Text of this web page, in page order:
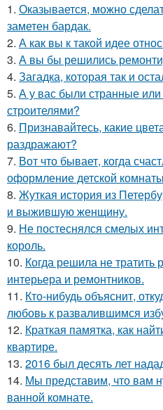
1. Оказывается, можно
заметен бардак.
2. А как вы к такой идее
3. А вы бы решились
4. Загадка, которая так и
5. А у вас были странные
строителями?
6. Признавайтесь, какие
раздражают?
7. Вот что бывает, когда
оформление детской
8. Жуткая история из
и выжившую женщину.
9. Не постеснялся смелых
король.
10. Когда решила не тратить
интерьера и ремонтников.
11. Кто-нибудь объяснит,
любовь к развалившимся
12. Краткая памятка, как
квартире.
13. 2016 был десять лет
14. Мы представим, что вам
ванной комнате.